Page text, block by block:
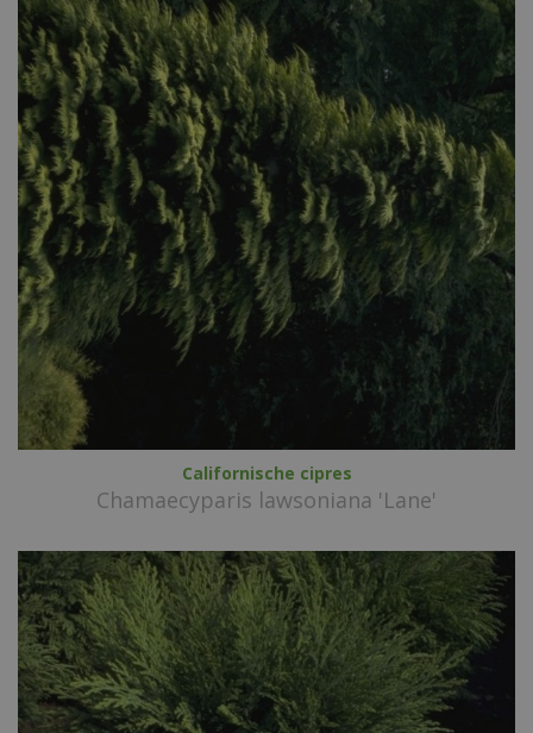
Californische cipres
Chamaecyparis lawsoniana 'Lane'